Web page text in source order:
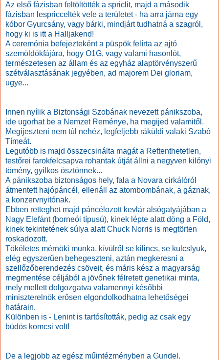
Az első fázisban feltöltötték a spriclit, majd a második
fázisban lespriccelték vele a területet - ha arra járna egy
kóbor Gyurcsány, vagy bárki, mindjárt tudhatná a szagról,
hogy ki is itt a Halljakend!
A ceremónia befejezteként a püspök felírta az ajtó
szemöldökfájára, hogy O1G, vagy valami hasonlót,
természetesen az állam és az egyház alaptörvényszerű
szétválasztásának jegyében, ad majorem Dei gloriam,
ugye...
Innen nyílik a Biztonsági Szobának nevezett pánikszoba,
ide ugorhat be a Nemzet Reménye, ha megijed valamitől.
Megijeszteni nem túl nehéz, legfeljebb ráküldi valaki Szabó
Tímeát.
Legutóbb is majd összecsinálta magát a Rettenthetetlen,
testőrei farokfelcsapva rohantak útját állni a negyven kilónyi
tömény, gyilkos ösztönnek...
A pánikszoba biztonságos hely, fala a Novara cirkálóról
átmentett hajópáncél, ellenáll az atombombának, a gáznak,
a konzervnyitónak.
Ebben retteghet majd páncélozott kevlár alsógatyájában a
Nagy Elefánt (borneói típusú), kinek lépte alatt döng a Föld,
kinek tekintetének súlya alatt Chuck Norris is megtörten
roskadozott.
Tökéletes mérnöki munka, kívülről se kilincs, se kulcslyuk,
elég egyszerűen behegeszteni, aztán megkeresni a
szellőzőberendezés csöveit, és máris kész a magyarság
megmentése céljából a jövőnek félretett genetikai minta,
mely mellett dolgozgatva valamennyi későbbi
miniszterelnök erősen elgondolkodhatna lehetőségei
határain.
Különben is - Lenint is tartósították, pedig az csak egy
büdös komcsi volt!
De a legjobb az egész műintézményben a Gundel.